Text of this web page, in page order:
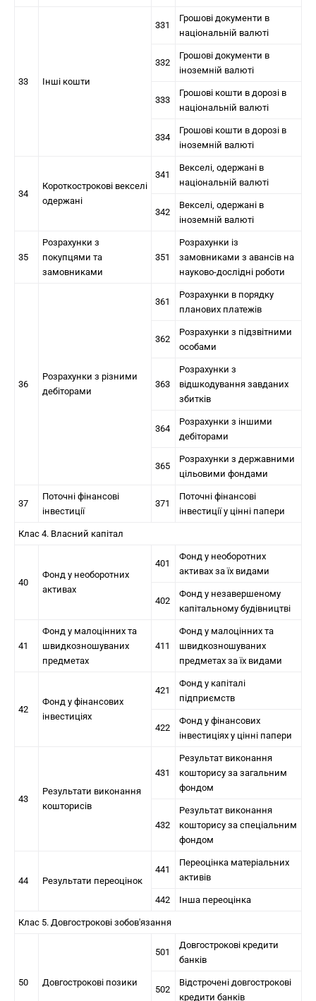
33 Інші кошти
331
Грошові документи в
національній валюті
332
Грошові документи в
іноземній валюті
333
Грошові кошти в дорозі в
національній валюті
334
Грошові кошти в дорозі в
іноземній валюті
34
Короткострокові векселі
одержані
341
Векселі, одержані в
національній валюті
342
Векселі, одержані в
іноземній валюті
35
Розрахунки з
покупцями та
замовниками
351
Розрахунки із
замовниками з авансів на
науково-дослідні роботи
36
Розрахунки з різними
дебіторами
361
Розрахунки в порядку
планових платежів
362
Розрахунки з підзвітними
особами
363
Розрахунки з
відшкодування завданих
збитків
364
Розрахунки з іншими
дебіторами
365
Розрахунки з державними
цільовими фондами
37
Поточні фінансові
інвестиції
371
Поточні фінансові
інвестиції у цінні папери
Клас 4. Власний капітал
40
Фонд у необоротних
активах
401
Фонд у необоротних
активах за їх видами
402
Фонд у незавершеному
капітальному будівництві
41
Фонд у малоцінних та
швидкозношуваних
предметах
411
Фонд у малоцінних та
швидкозношуваних
предметах за їх видами
42
Фонд у фінансових
інвестиціях
421
Фонд у капіталі
підприємств
422
Фонд у фінансових
інвестиціях у цінні папери
43
Результати виконання
кошторисів
431
Результат виконання
кошторису за загальним
фондом
432
Результат виконання
кошторису за спеціальним
фондом
44 Результати переоцінок
441
Переоцінка матеріальних
активів
442 Інша переоцінка
Клас 5. Довгострокові зобов'язання
50 Довгострокові позики
501
Довгострокові кредити
банків
502
Відстрочені довгострокові
кредити банків